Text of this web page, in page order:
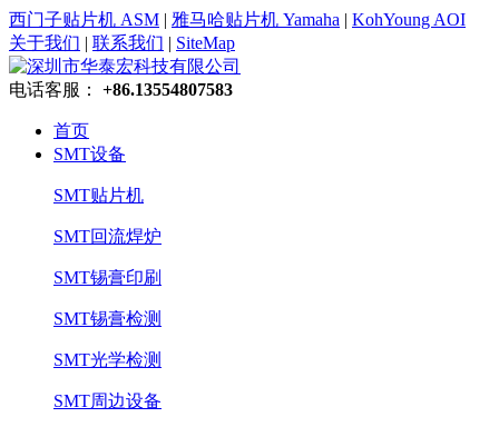
西门子贴片机 ASM | 雅马哈贴片机 Yamaha | KohYoung AOI
关于我们 | 联系我们 | SiteMap
电话客服： +86.13554807583
首页
SMT设备
SMT贴片机
SMT回流焊炉
SMT锡膏印刷
SMT锡膏检测
SMT光学检测
SMT周边设备